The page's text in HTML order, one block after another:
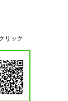
リック